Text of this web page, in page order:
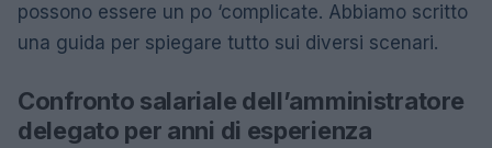
possono essere un po ‘complicate. Abbiamo scritto
una guida per spiegare tutto sui diversi scenari.
Confronto salariale dell’amministratore
delegato per anni di esperienza